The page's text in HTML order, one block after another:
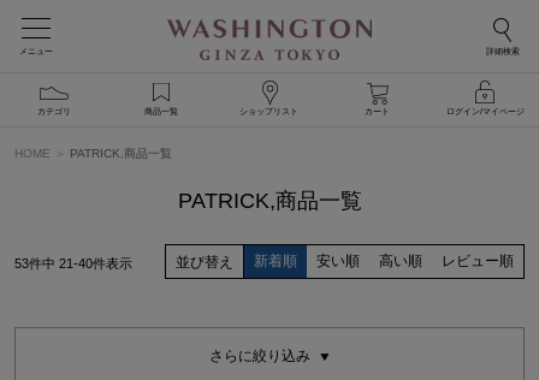
メニュー 詳細検索
カテゴリ 商品一覧 ショップリスト カート ログイン/マイページ
HOME PATRICK,商品一覧
PATRICK,商品一覧
並び替え 新着順 安い順 高い順 レビュー順
53件中 21-40件表示
さらに絞り込み